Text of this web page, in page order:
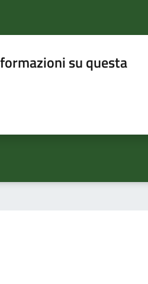
su questa